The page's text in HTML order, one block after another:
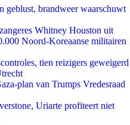
geblust, brandweer waarschuwt
Whitney Houston uit
Noord-Koreaanse militairen
tien reizigers geweigerd
plan van Trumps Vredesraad
Uriarte profiteert niet